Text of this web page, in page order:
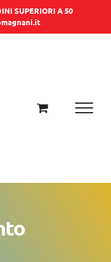
SUPERIORI A 50